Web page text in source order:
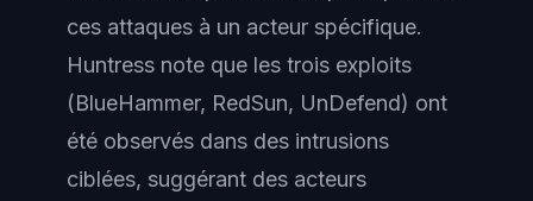
ces attaques à un acteur spécifique.
Huntress note que les trois exploits
(BlueHammer, RedSun, UnDefend) ont
été observés dans des intrusions
ciblées, suggérant des acteurs